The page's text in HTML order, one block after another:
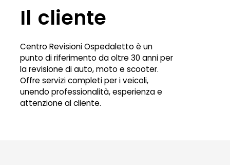
Il cliente
Centro Revisioni Ospedaletto è un
punto di riferimento da oltre 30 anni per
la revisione di auto, moto e scooter.
Offre servizi completi per i veicoli,
unendo professionalità, esperienza e
attenzione al cliente.